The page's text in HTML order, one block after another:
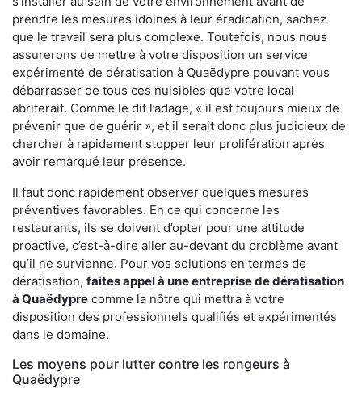
prendre les mesures idoines à leur éradication, sachez
que le travail sera plus complexe. Toutefois, nous nous
assurerons de mettre à votre disposition un service
expérimenté de dératisation à Quaëdypre pouvant vous
débarrasser de tous ces nuisibles que votre local
abriterait. Comme le dit l’adage, « il est toujours mieux de
prévenir que de guérir », et il serait donc plus judicieux de
chercher à rapidement stopper leur prolifération après
avoir remarqué leur présence.
Il faut donc rapidement observer quelques mesures
préventives favorables. En ce qui concerne les
restaurants, ils se doivent d’opter pour une attitude
proactive, c’est-à-dire aller au-devant du problème avant
qu’il ne survienne. Pour vos solutions en termes de
dératisation, faites appel à une entreprise de dératisation
à Quaëdypre comme la nôtre qui mettra à votre
disposition des professionnels qualifiés et expérimentés
dans le domaine.
Les moyens pour lutter contre les rongeurs à
Quaëdypre